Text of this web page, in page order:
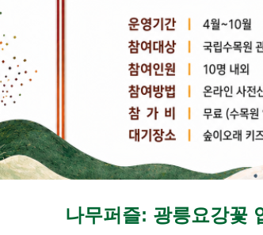
나무퍼즐: 광릉요강꽃